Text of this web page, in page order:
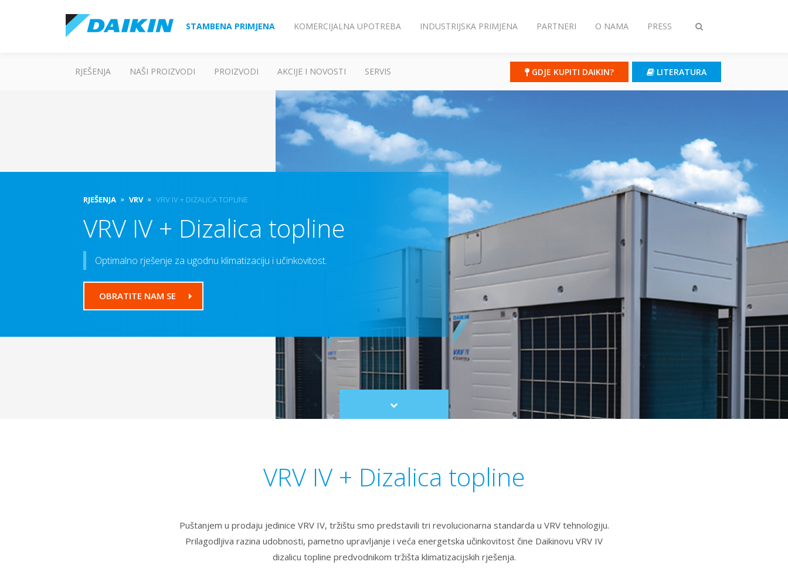
Toggle
STAMBENA PRIMJENA KOMERCIJALNA UPOTREBA INDUSTRIJSKA PRIMJENA PARTNERI O NAMA PRESS
RJEŠENJA NAŠI PROIZVODI PROIZVODI AKCIJE I NOVOSTI SERVIS GDJE KUPITI DAIKIN? LITERATURA
RJEŠENJA VRV VRV IV + DIZALICA TOPLINE
VRV IV + Dizalica topline
Optimalno rješenje za ugodnu klimatizaciju i učinkovitost.
OBRATITE NAM SE
Scroll
to
VRV IV + Dizalica topline
Puštanjem u prodaju jedinice VRV IV, tržištu smo predstavili tri revolucionarna standarda u VRV tehnologiju.
Prilagodljiva razina udobnosti, pametno upravljanje i veća energetska učinkovitost čine Daikinovu VRV IV
dizalicu topline predvodnikom tržišta klimatizacijskih rješenja.